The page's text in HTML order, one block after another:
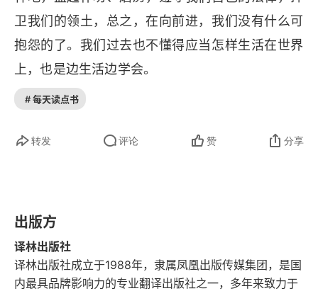
卫我们的领土，总之，在向前进，我们没有什么可
抱怨的了。我们过去也不懂得应当怎样生活在世界
上，也是边生活边学会。
# 每天读点书
转发 评论 赞 分享
出版方
译林出版社
译林出版社成立于1988年，隶属凤凰出版传媒集团，是国
内最具品牌影响力的专业翻译出版社之一，多年来致力于